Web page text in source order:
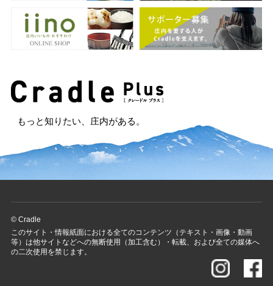
もっと知りたい、庄内がある。
© Cradle
このサイト・情報紙面における全てのコンテンツ（テキスト・画像・動画
等）は他サイトなどへの無断使用（加工含む）・転載、および全ての媒体へ
の二次使用を禁じます。